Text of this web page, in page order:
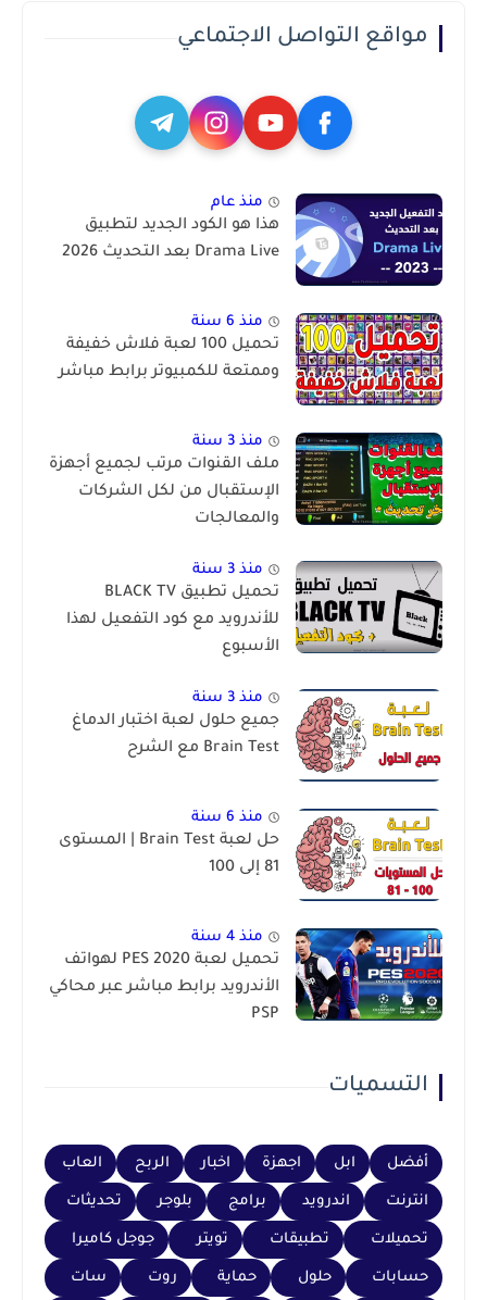
مواقع التواصل الاجتماعي
منذ عام
هذا هو الكود الجديد لتطبيق
Drama Live بعد التحديث 2026
منذ 6 سنة
تحميل 100 لعبة فلاش خفيفة
وممتعة للكمبيوتر برابط مباشر
منذ 3 سنة
ملف القنوات مرتب لجميع أجهزة
الإستقبال من لكل الشركات
والمعالجات
منذ 3 سنة
تحميل تطبيق BLACK TV
للأندرويد مع كود التفعيل لهذا
الأسبوع
منذ 3 سنة
جميع حلول لعبة اختبار الدماغ
Brain Test مع الشرح
منذ 6 سنة
حل لعبة Brain Test | المستوى
81 إلى 100
منذ 4 سنة
تحميل لعبة PES 2020 لهواتف
الأندرويد برابط مباشر عبر محاكي
PSP
التسميات
أفضل ابل اجهزة اخبار الربح العاب
انترنت اندرويد برامج بلوجر تحديثات
تحميلات تطبيقات تويتر جوجل كاميرا
حسابات حلول حماية روت سات